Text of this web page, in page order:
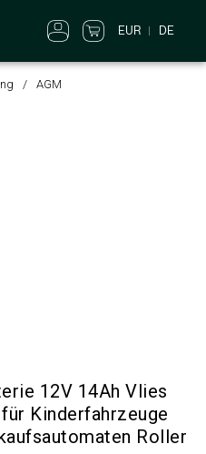
EUR DE
AGM
12V 14Ah Vlies
Kinderfahrzeuge
Roller